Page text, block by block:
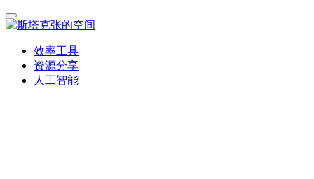
效率工具
资源分享
人工智能